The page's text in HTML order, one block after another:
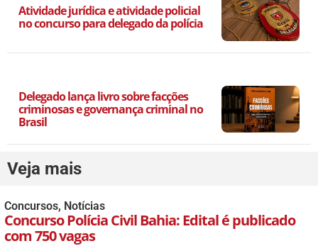
Atividade jurídica e atividade policial
no concurso para delegado da polícia
Delegado lança livro sobre facções
criminosas e governança criminal no
Brasil
Veja mais
Concursos, Notícias
Concurso Polícia Civil Bahia: Edital é publicado
com 750 vagas